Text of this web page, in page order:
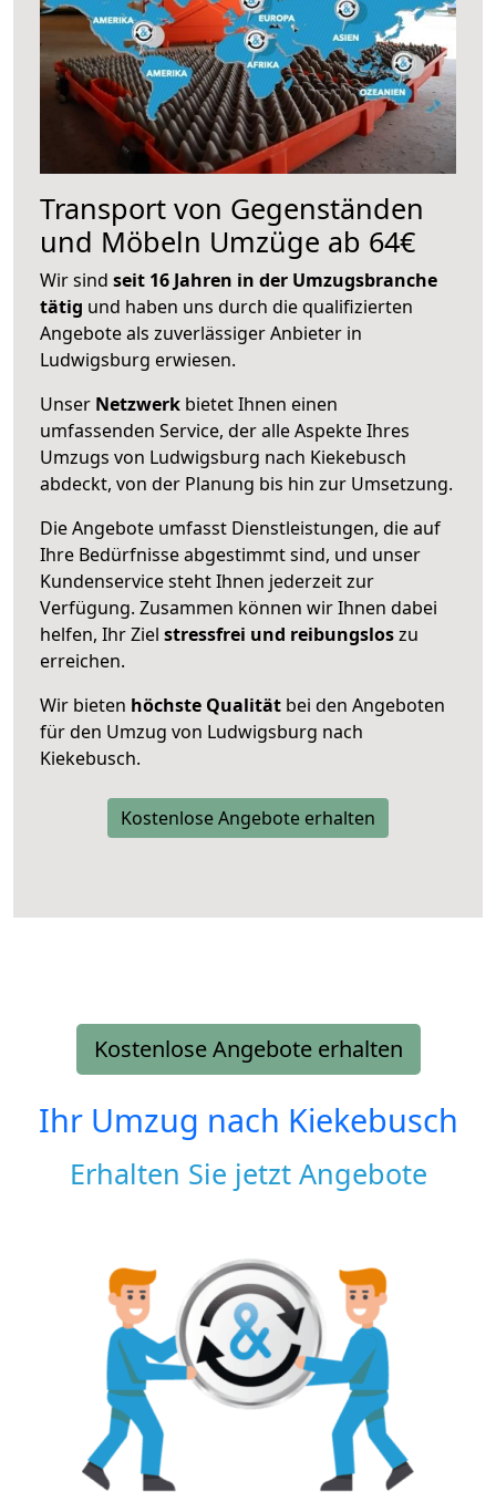
Transport von Gegenständen
und Möbeln Umzüge ab 64€
Wir sind seit 16 Jahren in der Umzugsbranche
tätig und haben uns durch die qualifizierten
Angebote als zuverlässiger Anbieter in
Ludwigsburg erwiesen.
Unser Netzwerk bietet Ihnen einen
umfassenden Service, der alle Aspekte Ihres
Umzugs von Ludwigsburg nach Kiekebusch
abdeckt, von der Planung bis hin zur Umsetzung.
Die Angebote umfasst Dienstleistungen, die auf
Ihre Bedürfnisse abgestimmt sind, und unser
Kundenservice steht Ihnen jederzeit zur
Verfügung. Zusammen können wir Ihnen dabei
helfen, Ihr Ziel stressfrei und reibungsloszu
erreichen.
Wir bieten höchste Qualität bei den Angeboten
für den Umzug von Ludwigsburg nach
Kiekebusch.
Kostenlose Angebote erhalten
Kostenlose Angebote erhalten
Ihr Umzug nach Kiekebusch
Erhalten Sie jetzt Angebote